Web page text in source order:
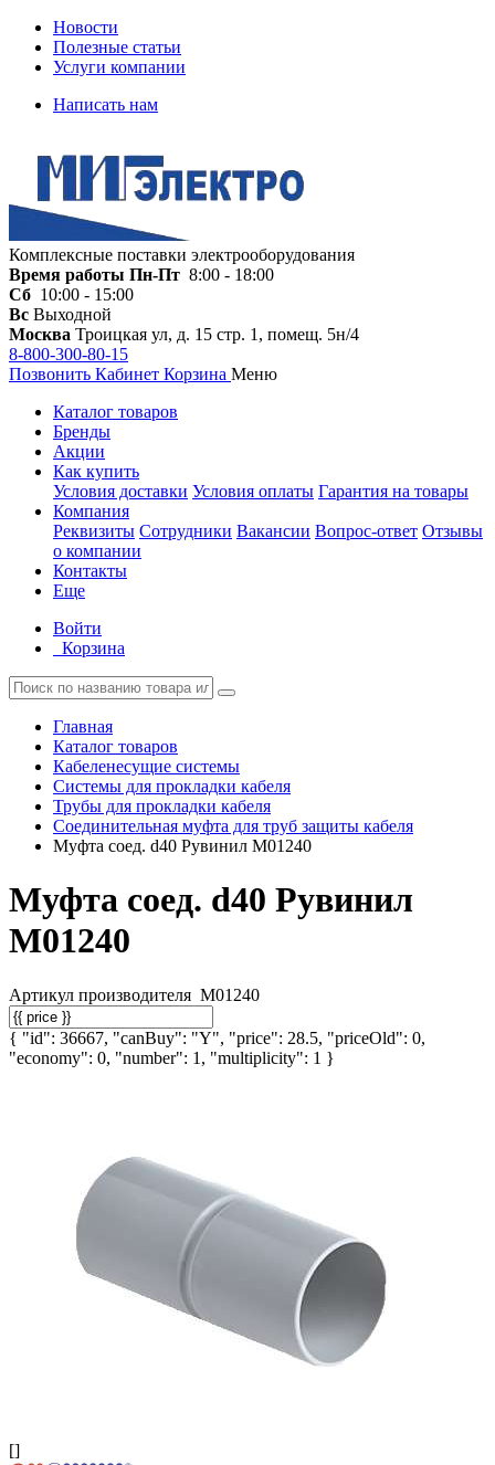
Новости
Полезные статьи
Услуги компании
Написать нам
Комплексные поставки электрооборудования
Время работы Пн-Пт 8:00 - 18:00
Сб 10:00 - 15:00
Вс Выходной
Москва Троицкая ул, д. 15 стр. 1, помещ. 5н/4
8-800-300-80-15
Позвонить Кабинет Корзина Меню
Каталог товаров
Бренды
Акции
Как купить
Условия доставки Условия оплаты Гарантия на товары
Компания
Реквизиты Сотрудники Вакансии Вопрос-ответ Отзывы
о компании
Контакты
Еще
Войти
Корзина
Главная
Каталог товаров
Кабеленесущие системы
Системы для прокладки кабеля
Трубы для прокладки кабеля
Соединительная муфта для труб защиты кабеля
Муфта соед. d40 Рувинил М01240
Муфта соед. d40 Рувинил
М01240
Артикул производителя М01240
{ "id": 36667, "canBuy": "Y", "price": 28.5, "priceOld": 0,
"economy": 0, "number": 1, "multiplicity": 1 }
[]